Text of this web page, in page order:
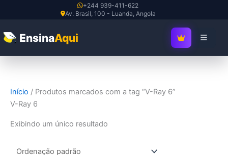
+244 939-411-622
Av. Brasil, 100 - Luanda, Angola
EnsinaAqui SEJA MEMBRO
o
conteúdo
Início / Produtos marcados com a tag “V-Ray 6”
V-Ray 6
Exibindo um único resultado